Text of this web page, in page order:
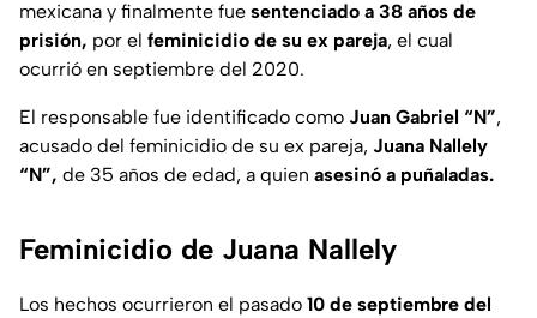
mexicana y finalmente fue sentenciado a 38 años de
prisión, por el feminicidio de su ex pareja, el cual
ocurrió en septiembre del 2020.
El responsable fue identificado como Juan Gabriel “N”,
acusado del feminicidio de su ex pareja, Juana Nallely
“N”, de 35 años de edad, a quien asesinó a puñaladas.
Feminicidio de Juana Nallely
Los hechos ocurrieron el pasado 10 de septiembre del